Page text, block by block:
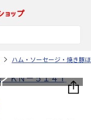
ハム・ソーセージ・焼き豚